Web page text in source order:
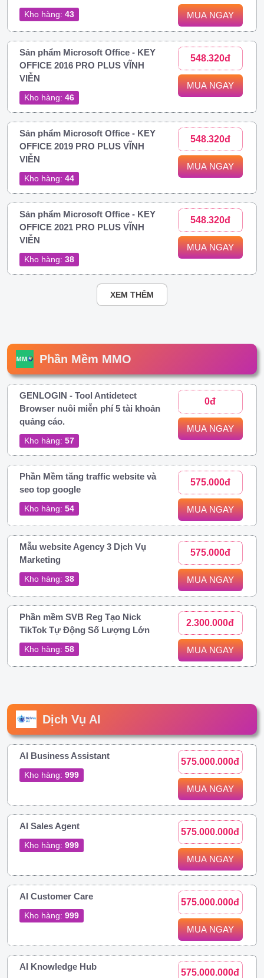
Kho hàng: 43 MUA NGAY
Sản phẩm Microsoft Office - KEY
OFFICE 2016 PRO PLUS VĨNH
VIỄN
Kho hàng: 46
548.320đ
MUA NGAY
Sản phẩm Microsoft Office - KEY
OFFICE 2019 PRO PLUS VĨNH
VIỄN
Kho hàng: 44
548.320đ
MUA NGAY
Sản phẩm Microsoft Office - KEY
OFFICE 2021 PRO PLUS VĨNH
VIỄN
Kho hàng: 38
548.320đ
MUA NGAY
XEM THÊM
Phần Mềm MMO
GENLOGIN - Tool Antidetect
Browser nuôi miễn phí 5 tài khoản
quảng cáo.
Kho hàng: 57
0đ
MUA NGAY
Phần Mềm tăng traffic website và
seo top google
Kho hàng: 54
575.000đ
MUA NGAY
Mẫu website Agency 3 Dịch Vụ
Marketing
Kho hàng: 38
575.000đ
MUA NGAY
Phần mềm SVB Reg Tạo Nick
TikTok Tự Động Số Lượng Lớn
Kho hàng: 58
2.300.000đ
MUA NGAY
Dịch Vụ AI
AI Business Assistant
Kho hàng: 999
575.000.000đ
MUA NGAY
AI Sales Agent
Kho hàng: 999
575.000.000đ
MUA NGAY
AI Customer Care
Kho hàng: 999
575.000.000đ
MUA NGAY
AI Knowledge Hub
575.000.000đ